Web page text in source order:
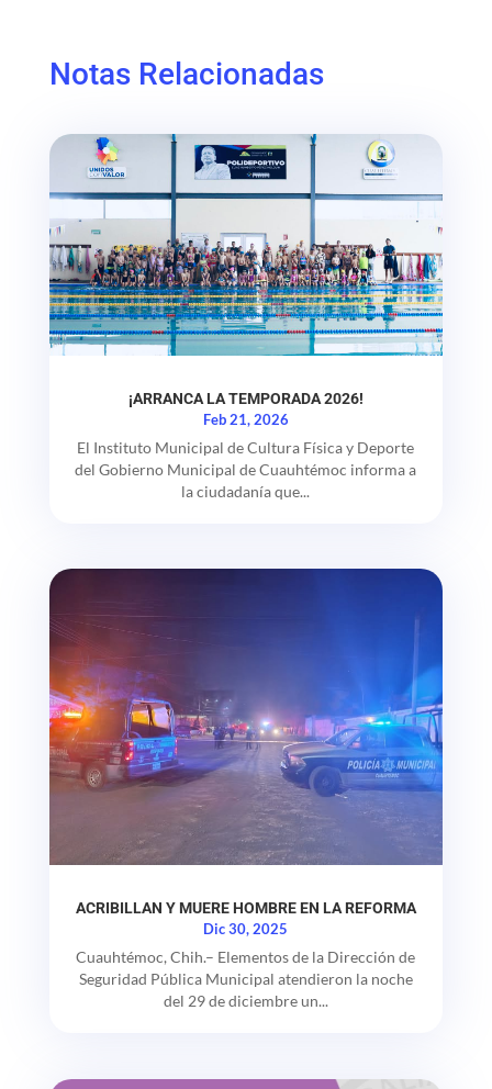
Notas Relacionadas
¡ARRANCA LA TEMPORADA 2026!
Feb 21, 2026
El Instituto Municipal de Cultura Física y Deporte
del Gobierno Municipal de Cuauhtémoc informa a
la ciudadanía que...
ACRIBILLAN Y MUERE HOMBRE EN LA REFORMA
Dic 30, 2025
Cuauhtémoc, Chih.– Elementos de la Dirección de
Seguridad Pública Municipal atendieron la noche
del 29 de diciembre un...